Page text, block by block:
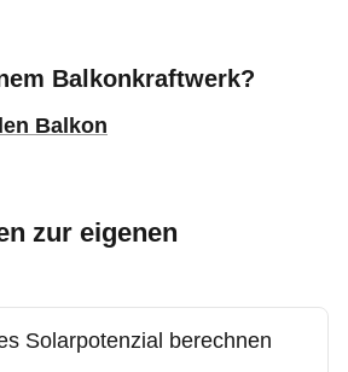
Balkonkraftwerk?
Balkon
zur eigenen
Solarpotenzial berechnen